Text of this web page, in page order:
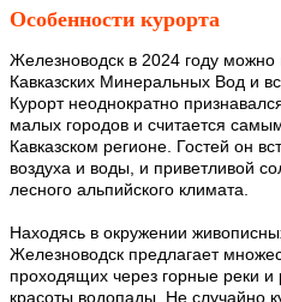
Особенности курорта
Железноводск в 2024 году можно
Кавказских Минеральных Вод и
Курорт неоднократно
малых городов и считается
Кавказском регионе. Гостей он
воздуха и воды, и приветливой
лесного альпийского климата.
Находясь в окружении
Железноводск предлагает
проходящих через горные реки
красоты водопады. Не случайно